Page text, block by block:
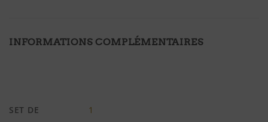
INFORMATIONS COMPLÉMENTAIRES
SET DE 1